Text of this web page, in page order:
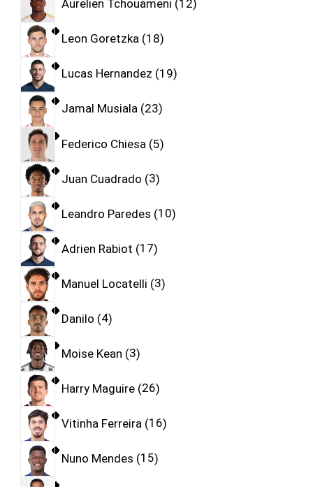
Aurelien Tchouameni 12
Leon Goretzka 18
Lucas Hernandez 19
Jamal Musiala 23
Federico Chiesa 5
Juan Cuadrado 3
Leandro Paredes 10
Adrien Rabiot 17
Manuel Locatelli 3
Danilo 4
Moise Kean 3
Harry Maguire 26
Vitinha Ferreira 16
Nuno Mendes 15